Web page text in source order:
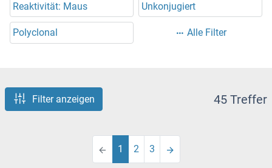
Reaktivität: Maus Unkonjugiert
Polyclonal Alle Filter
Filter anzeigen 45 Treffer
1 2 3